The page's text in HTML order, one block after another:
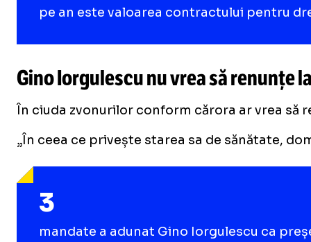
pe an este valoarea contractului pentru
Gino Iorgulescu nu vrea să renunțe
În ciuda zvonurilor conform cărora ar vrea să
„În ceea ce privește starea sa de sănătate,
3
mandate a adunat Gino Iorgulescu ca